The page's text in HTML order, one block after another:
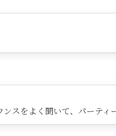
スをよく聞いて、パーティ